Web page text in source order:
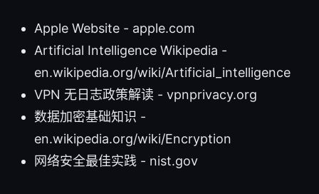
Apple Website - apple.com
Artificial Intelligence Wikipedia -
en.wikipedia.org/wiki/Artificial_intelligence
VPN 无日志政策解读 - vpnprivacy.org
数据加密基础知识 -
en.wikipedia.org/wiki/Encryption
网络安全最佳实践 - nist.gov